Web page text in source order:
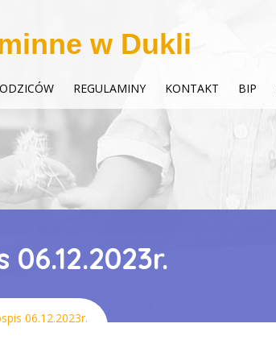
w Dukli
REGULAMINY KONTAKT BIP
06.12.2023r.
06.12.2023r.